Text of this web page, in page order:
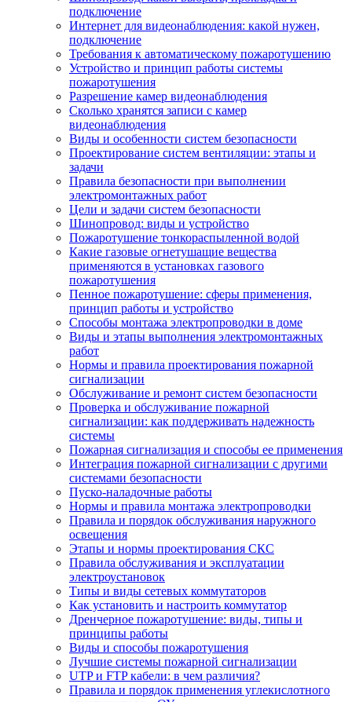
подключение
Интернет для видеонаблюдения: какой нужен,
подключение
Требования к автоматическому пожаротушению
Устройство и принцип работы системы
пожаротушения
Разрешение камер видеонаблюдения
Сколько хранятся записи с камер
видеонаблюдения
Виды и особенности систем безопасности
Проектирование систем вентиляции: этапы и
задачи
Правила безопасности при выполнении
электромонтажных работ
Цели и задачи систем безопасности
Шинопровод: виды и устройство
Пожаротушение тонкораспыленной водой
Какие газовые огнетушащие вещества
применяются в установках газового
пожаротушения
Пенное пожаротушение: сферы применения,
принцип работы и устройство
Способы монтажа электропроводки в доме
Виды и этапы выполнения электромонтажных
работ
Нормы и правила проектирования пожарной
сигнализации
Обслуживание и ремонт систем безопасности
Проверка и обслуживание пожарной
сигнализации: как поддерживать надежность
системы
Пожарная сигнализация и способы ее применения
Интеграция пожарной сигнализации с другими
системами безопасности
Пуско-наладочные работы
Нормы и правила монтажа электропроводки
Правила и порядок обслуживания наружного
освещения
Этапы и нормы проектирования СКС
Правила обслуживания и эксплуатации
электроустановок
Типы и виды сетевых коммутаторов
Как установить и настроить коммутатор
Дренчерное пожаротушение: виды, типы и
принципы работы
Виды и способы пожаротушения
Лучшие системы пожарной сигнализации
UTP и FTP кабели: в чем различия?
Правила и порядок применения углекислотного